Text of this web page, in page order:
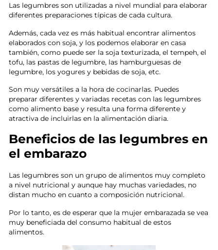
Las legumbres son utilizadas a nivel mundial para elaborar
diferentes preparaciones típicas de cada cultura.
Además, cada vez es más habitual encontrar alimentos
elaborados con soja, y los podemos elaborar en casa
también, como puede ser la soja texturizada, el tempeh, el
tofu, las pastas de legumbre, las hamburguesas de
legumbre, los yogures y bebidas de soja, etc.
Son muy versátiles a la hora de cocinarlas. Puedes
preparar diferentes y variadas recetas con las legumbres
como alimento base y resulta una forma diferente y
atractiva de incluirlas en la alimentación diaria.
Beneficios de las legumbres en
el embarazo
Las legumbres son un grupo de alimentos muy completo
a nivel nutricional y aunque hay muchas variedades, no
distan mucho en cuanto a composición nutricional.
Por lo tanto, es de esperar que la mujer embarazada se vea
muy beneficiada del consumo habitual de estos
alimentos.